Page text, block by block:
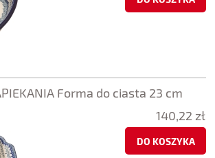
Forma do ciasta 23 cm
140,22 zł
DO KOSZYKA